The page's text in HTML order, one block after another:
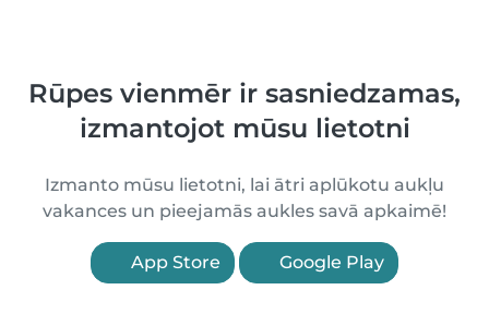
Rūpes vienmēr ir sasniedzamas,
izmantojot mūsu lietotni
Izmanto mūsu lietotni, lai ātri aplūkotu aukļu
vakances un pieejamās aukles savā apkaimē!
App Store Google Play